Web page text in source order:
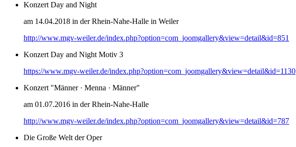
Konzert Day and Night
am 14.04.2018 in der Rhein-Nahe-Halle in Weiler
http://www.mgv-weiler.de/index.php?option=com_joomgallery&view=detail&id=851
Konzert Day and Night Motiv 3
https://www.mgv-weiler.de/index.php?option=com_joomgallery&view=detail&id=1130
Konzert "Männer · Menna · Männer"
am 01.07.2016 in der Rhein-Nahe-Halle
http://www.mgv-weiler.de/index.php?option=com_joomgallery&view=detail&id=787
Die Große Welt der Oper